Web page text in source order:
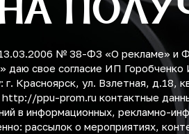
№ 38-ФЗ «О рекламе» и
свое согласие ИП Горобченко
Красноярск, ул. Взлетная, д.18,
http://ppu-prom.ru контактные
в информационных, рекламно-
рассылок о мероприятиях,